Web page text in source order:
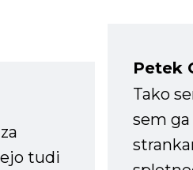
tudi
Petek
Tako
sem